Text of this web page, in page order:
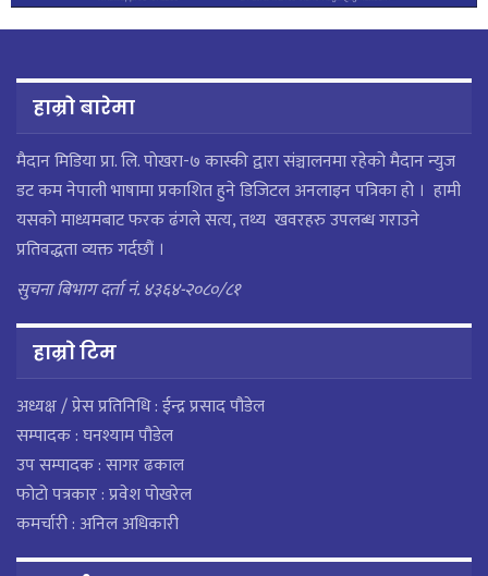
हाम्रो बारेमा
मैदान मिडिया प्रा. लि. पाेखरा-७ कास्की द्वारा संञ्चालनमा रहेको मैदान न्युज
डट कम नेपाली भाषामा प्रकाशित हुने डिजिटल अनलाइन पत्रिका हो । हामी
यसको माध्यमबाट फरक ढंगले सत्य, तथ्य खवरहरु उपलब्ध गराउने
प्रतिवद्धता व्यक्त गर्दछौं ।
सुचना बिभाग दर्ता नं. ४३६४-२०८०/८१
हाम्राे टिम
अध्यक्ष / प्रेस प्रतिनिधि : ईन्द्र प्रसाद पौडेल
सम्पादक : घनश्याम पौडेल
उप सम्पादक : सागर ढकाल
फोटो पत्रकार : प्रवेश पोखरेल
कमर्चारी : अनिल अधिकारी